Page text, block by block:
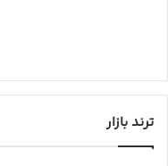
ترند بازار